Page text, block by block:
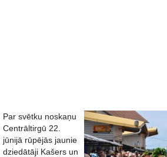
Par svētku noskaņu
Centrāltirgū 22.
jūnijā rūpējās jaunie
dziedātāji Kašers un